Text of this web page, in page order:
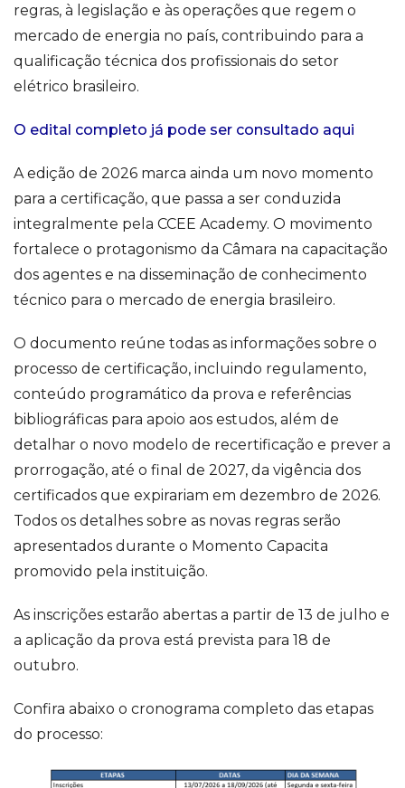
regras, à legislação e às operações que regem o
mercado de energia no país, contribuindo para a
qualificação técnica dos profissionais do setor
elétrico brasileiro.
O edital completo já pode ser consultado aqui
A edição de 2026 marca ainda um novo momento
para a certificação, que passa a ser conduzida
integralmente pela CCEE Academy. O movimento
fortalece o protagonismo da Câmara na capacitação
dos agentes e na disseminação de conhecimento
técnico para o mercado de energia brasileiro.
O documento reúne todas as informações sobre o
processo de certificação, incluindo regulamento,
conteúdo programático da prova e referências
bibliográficas para apoio aos estudos, além de
detalhar o novo modelo de recertificação e prever a
prorrogação, até o final de 2027, da vigência dos
certificados que expirariam em dezembro de 2026.
Todos os detalhes sobre as novas regras serão
apresentados durante o Momento Capacita
promovido pela instituição.
As inscrições estarão abertas a partir de 13 de julho e
a aplicação da prova está prevista para 18 de
outubro.
Confira abaixo o cronograma completo das etapas
do processo: